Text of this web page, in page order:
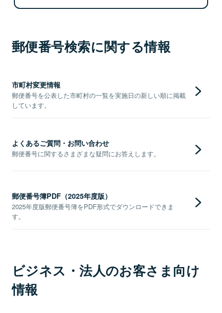
郵便番号検索に関する情報
市町村変更情報
郵便番号を公表した市町村の一覧を実施日の新しい順に掲載
しています。
よくあるご質問・お問い合わせ
郵便番号に関するさまざまな疑問にお答えします。
郵便番号簿PDF（2025年度版）
2025年度版郵便番号簿をPDF形式でダウンロードできま
す。
ビジネス・法人のお客さま向け
情報